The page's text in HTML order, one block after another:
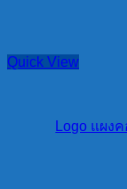
Quick View
Logo แผงค